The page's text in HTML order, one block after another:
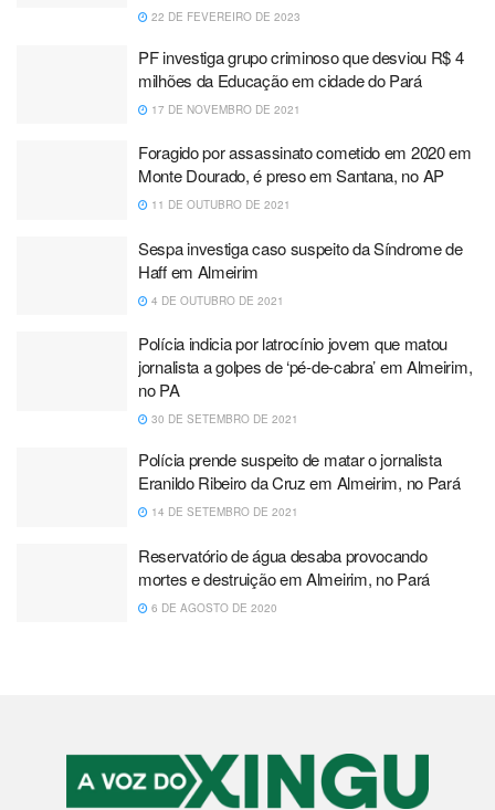
22 DE FEVEREIRO DE 2023
PF investiga grupo criminoso que desviou R$ 4
milhões da Educação em cidade do Pará
17 DE NOVEMBRO DE 2021
Foragido por assassinato cometido em 2020 em
Monte Dourado, é preso em Santana, no AP
11 DE OUTUBRO DE 2021
Sespa investiga caso suspeito da Síndrome de
Haff em Almeirim
4 DE OUTUBRO DE 2021
Polícia indicia por latrocínio jovem que matou
jornalista a golpes de ‘pé-de-cabra’ em Almeirim,
no PA
30 DE SETEMBRO DE 2021
Polícia prende suspeito de matar o jornalista
Eranildo Ribeiro da Cruz em Almeirim, no Pará
14 DE SETEMBRO DE 2021
Reservatório de água desaba provocando
mortes e destruição em Almeirim, no Pará
6 DE AGOSTO DE 2020